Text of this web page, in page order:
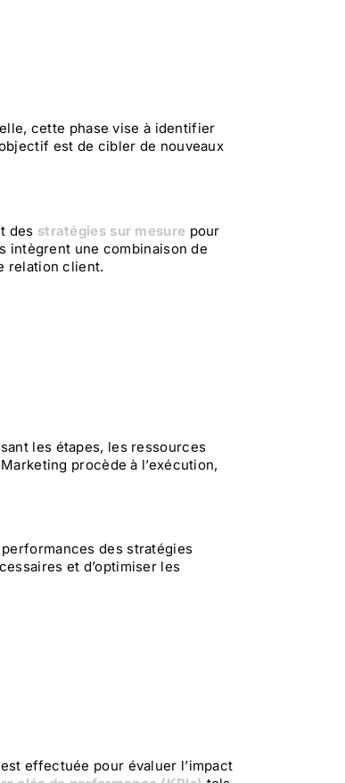
cette phase vise à identifier
est de cibler de nouveaux
des stratégies sur mesure pour
intègrent une combinaison de
relation client.
les étapes, les ressources
procède à l’exécution,
des stratégies
et d’optimiser les
effectuée pour évaluer l’impact